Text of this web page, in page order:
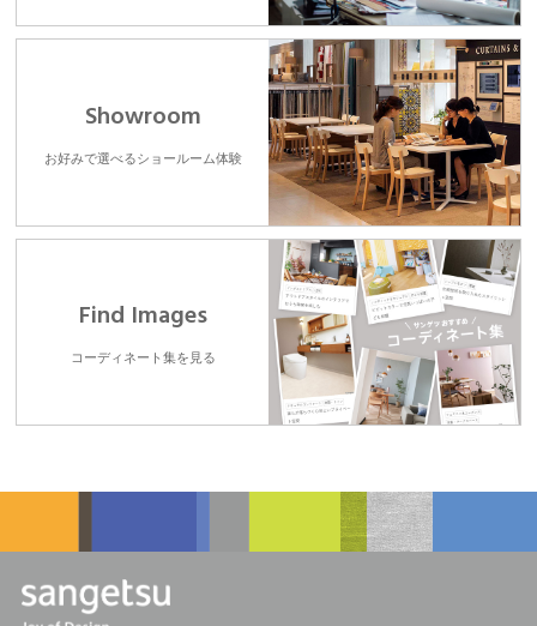
Showroom
お好みで選べるショールーム体験
Find Images
コーディネート集を見る